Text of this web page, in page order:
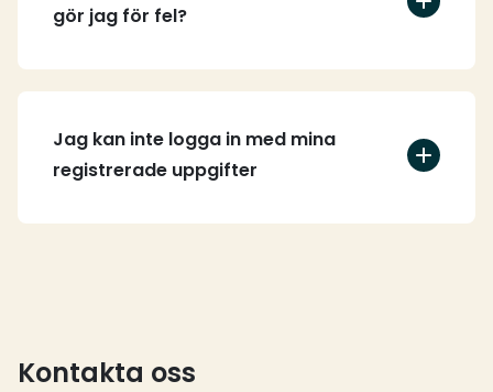
gör jag för fel?
Jag kan inte logga in med mina
registrerade uppgifter
Kontakta oss